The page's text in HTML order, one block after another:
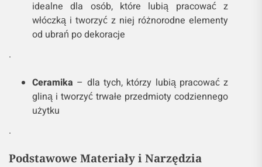
idealne dla osób, które lubią pracować z
włóczką i tworzyć z niej różnorodne elementy
od ubrań po dekoracje
.
Ceramika – dla tych, którzy lubią pracować z
gliną i tworzyć trwałe przedmioty codziennego
użytku
.
Podstawowe Materiały i Narzędzia